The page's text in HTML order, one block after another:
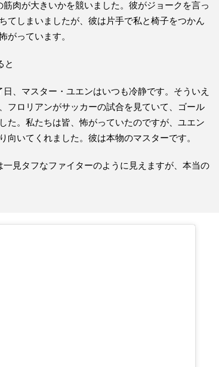
肉が大きいかを競いました。彼がジョークを言っ
てしまいましたが、彼は片手で私と椅子をつかん
がっています。
と
、マスター・ユエンはいつも冷静です。そういえ
フロリアンがサッカーの試合を見ていて、ゴール
た。私たちは皆、怖がっていたのですが、ユエン
向いてくれました。彼は本物のマスターです。
見タフなファイターのように見えますが、本当の